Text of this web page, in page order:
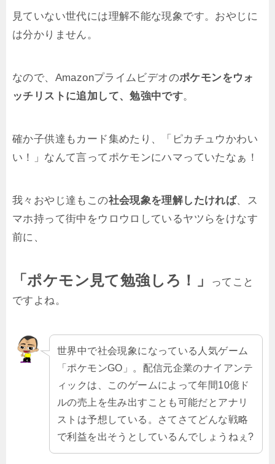
見ていない世代には理解不能な現象です。おやじに
は分かりません。
なので、Amazonプライムビデオのポケモンをウォ
ッチリストに追加して、勉強中です。
確か子供達もカード集めたり、「ピカチュウかわい
い！」なんて言ってポケモンにハマっていたなぁ！
我々おやじ達もこの社会現象を理解したければ、ス
マホ持って街中をウロウロしているヤツらをけなす
前に、
「ポケモン見て勉強しろ！」
ってこと
ですよね。
世界中で社会現象になっている人気ゲーム
「ポケモンGO」。配信元企業のナイアンテ
ィックは、このゲームによって年間10億ド
ルの売上を生み出すことも可能だとアナリ
ストは予想している。さてさてどんな戦略
で利益を出そうとしているんでしょうねぇ?